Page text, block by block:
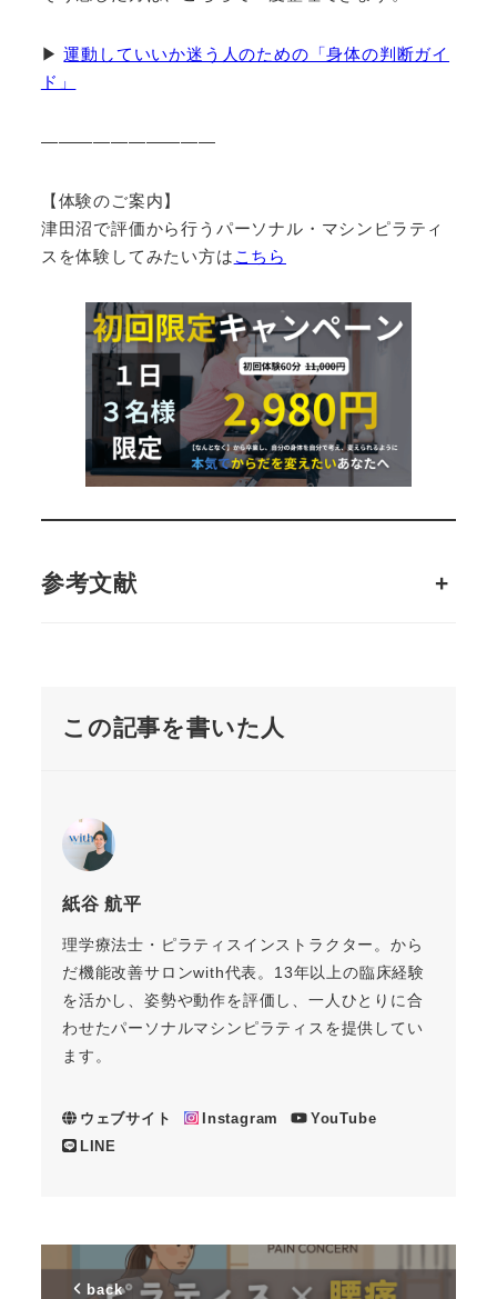
▶運動していいか迷う人のための「身体の判断ガイ
ド」
――――――――――
【体験のご案内】
津田沼で評価から行うパーソナル・マシンピラティ
スを体験してみたい方は こちら
参考文献 +
この記事を書いた人
紙谷 航平
理学療法士・ピラティスインストラクター。から
だ機能改善サロンwith代表。13年以上の臨床経験
を活かし、姿勢や動作を評価し、一人ひとりに合
わせたパーソナルマシンピラティスを提供してい
ます。
ウェブサイト Instagram
YouTube
LINE
back